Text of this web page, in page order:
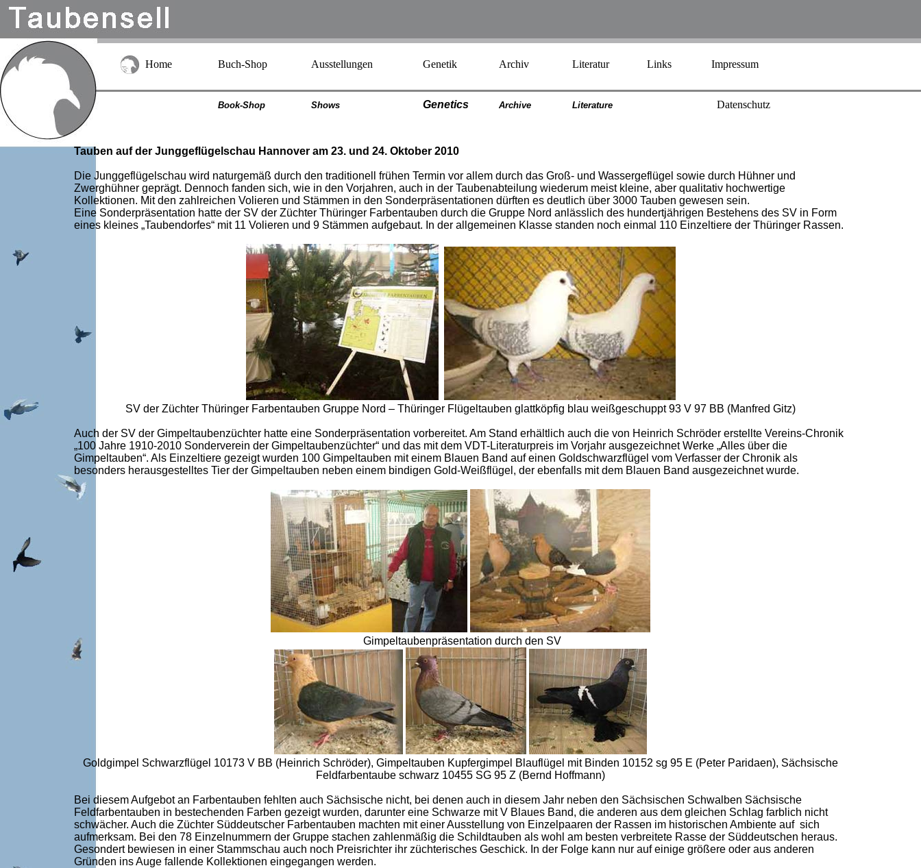
Home Buch-Shop Ausstellungen Genetik Archiv Literatur Links Impressum
Book-Shop Shows Genetics Archive Literature Datenschutz
Tauben auf der Junggeflügelschau Hannover am 23. und 24. Oktober 2010
Die Junggeflügelschau wird naturgemäß durch den traditionell frühen Termin vor allem durch das Groß- und Wassergeflügel sowie durch Hühner und
Zwerghühner geprägt. Dennoch fanden sich, wie in den Vorjahren, auch in der Taubenabteilung wiederum meist kleine, aber qualitativ hochwertige
Kollektionen. Mit den zahlreichen Volieren und Stämmen in den Sonderpräsentationen dürften es deutlich über 3000 Tauben gewesen sein.
Eine Sonderpräsentation hatte der SV der Züchter Thüringer Farbentauben durch die Gruppe Nord anlässlich des hundertjährigen Bestehens des SV in Form
eines kleines „Taubendorfes“ mit 11 Volieren und 9 Stämmen aufgebaut. In der allgemeinen Klasse standen noch einmal 110 Einzeltiere der Thüringer Rassen.
SV der Züchter Thüringer Farbentauben Gruppe Nord – Thüringer Flügeltauben glattköpfig blau weißgeschuppt 93 V 97 BB (Manfred Gitz)
Auch der SV der Gimpeltaubenzüchter hatte eine Sonderpräsentation vorbereitet. Am Stand erhältlich auch die von Heinrich Schröder erstellte Vereins-Chronik
„100 Jahre 1910-2010 Sonderverein der Gimpeltaubenzüchter“ und das mit dem VDT-Literaturpreis im Vorjahr ausgezeichnet Werke „Alles über die
Gimpeltauben“. Als Einzeltiere gezeigt wurden 100 Gimpeltauben mit einem Blauen Band auf einen Goldschwarzflügel vom Verfasser der Chronik als
besonders herausgestelltes Tier der Gimpeltauben neben einem bindigen Gold-Weißflügel, der ebenfalls mit dem Blauen Band ausgezeichnet wurde.
Gimpeltaubenpräsentation durch den SV
Goldgimpel Schwarzflügel 10173 V BB (Heinrich Schröder), Gimpeltauben Kupfergimpel Blauflügel mit Binden 10152 sg 95 E (Peter Paridaen), Sächsische
Feldfarbentaube schwarz 10455 SG 95 Z (Bernd Hoffmann)
Bei diesem Aufgebot an Farbentauben fehlten auch Sächsische nicht, bei denen auch in diesem Jahr neben den Sächsischen Schwalben Sächsische
Feldfarbentauben in bestechenden Farben gezeigt wurden, darunter eine Schwarze mit V Blaues Band, die anderen aus dem gleichen Schlag farblich nicht
schwächer. Auch die Züchter Süddeutscher Farbentauben machten mit einer Ausstellung von Einzelpaaren der Rassen im historischen Ambiente auf sich
aufmerksam. Bei den 78 Einzelnummern der Gruppe stachen zahlenmäßig die Schildtauben als wohl am besten verbreitete Rasse der Süddeutschen heraus.
Gesondert bewiesen in einer Stammschau auch noch Preisrichter ihr züchterisches Geschick. In der Folge kann nur auf einige größere oder aus anderen
Gründen ins Auge fallende Kollektionen eingegangen werden.